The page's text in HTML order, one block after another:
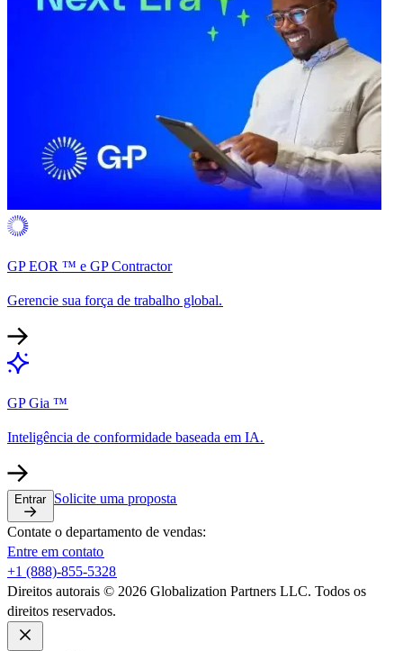
GP EOR ™ e GP Contractor​​
Gerencie sua força de trabalho global.​​
GP Gia ™​​
Inteligência de conformidade baseada em IA.​​
Entrar​​ Solicite uma proposta​​
Contate o departamento de vendas:​​
Entre em contato​​
+1 (888)-855-5328​​
Direitos autorais © 2026 Globalization Partners LLC. Todos os
direitos reservados.​​